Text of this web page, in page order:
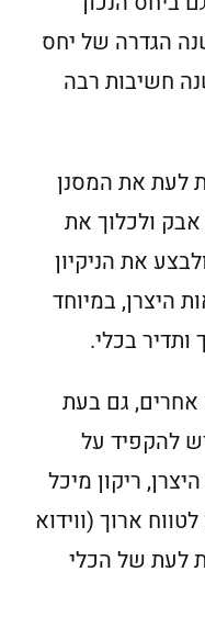
הגדרה של יחס
חשיבות רבה
לעת את המסנן
ולכלוך את
את הניקיון
היצרן, במיוחד
בכלי.
אחרים, גם בעת
להקפיד על
ריקון מיכל
ארוך (ווידוא
לעת של הכלי